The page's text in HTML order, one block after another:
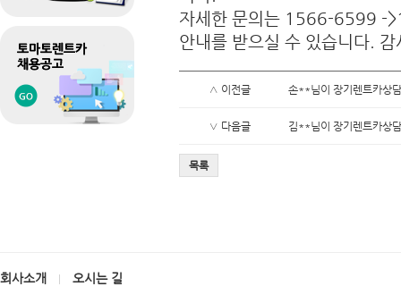
자세한 문의는 1566-6599 -
안내를 받으실 수 있습니다.
∧ 이전글 손**님이 장기렌트카상
∨ 다음글 김**님이 장기렌트카상
목록
회사소개 오시는 길